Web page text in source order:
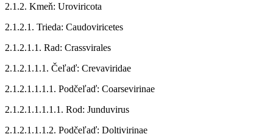
2.1.2. Kmeň: Uroviricota
2.1.2.1. Trieda: Caudoviricetes
2.1.2.1.1. Rad: Crassvirales
2.1.2.1.1.1. Čeľaď: Crevaviridae
2.1.2.1.1.1.1. Podčeľaď: Coarsevirinae
2.1.2.1.1.1.1.1. Rod: Junduvirus
2.1.2.1.1.1.2. Podčeľaď: Doltivirinae